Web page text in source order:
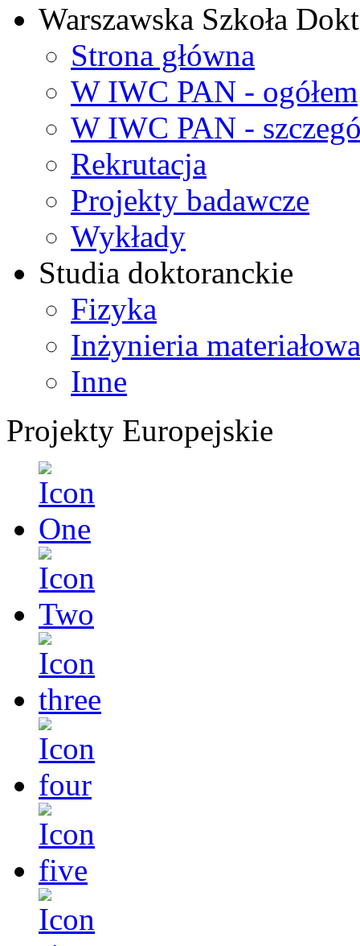
Warszawska Szkoła
Strona główna
W IWC PAN - ogółem
W IWC PAN -
Rekrutacja
Projekty badawcze
Wykłady
Studia doktoranckie
Fizyka
Inżynieria materiałowa
Inne
Projekty Europejskie